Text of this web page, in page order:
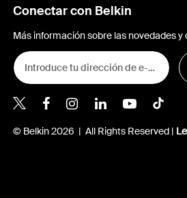
Conectar con Belkin
Más información sobre las novedades y
Belkin Twitter
© Belkin 2026 | All Rights Reserved |